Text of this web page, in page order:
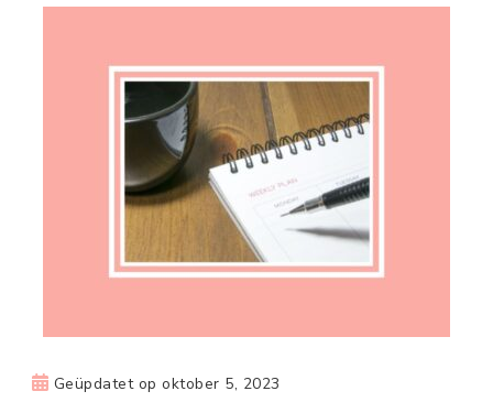
Geüpdatet opoktober 5, 2023